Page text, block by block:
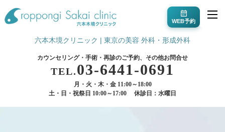
WEB予約
六本木境クリニック | 東京の美容 外科・形成外科
カウンセリング・手術・再診のご予約、その他お問合せ
TEL.03-6441-0691
月・火・木・金 11:00～18:00
土・日・祝祭日 10:00～17:00
休診日：水曜日